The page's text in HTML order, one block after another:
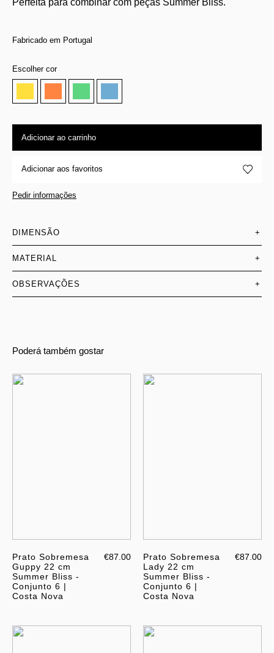
Perfeita para combinar com peças Summer Bliss.
Fabricado em Portugal
Escolher cor
Adicionar ao carrinho
Adicionar aos favoritos
Pedir informações
DIMENSÃO +
MATERIAL +
OBSERVAÇÕES +
Poderá também gostar
Prato Sobremesa
Guppy 22 cm
Summer Bliss -
Conjunto 6 |
Costa Nova
€87.00
Prato Sobremesa
Lady 22 cm
Summer Bliss -
Conjunto 6 |
Costa Nova
€87.00